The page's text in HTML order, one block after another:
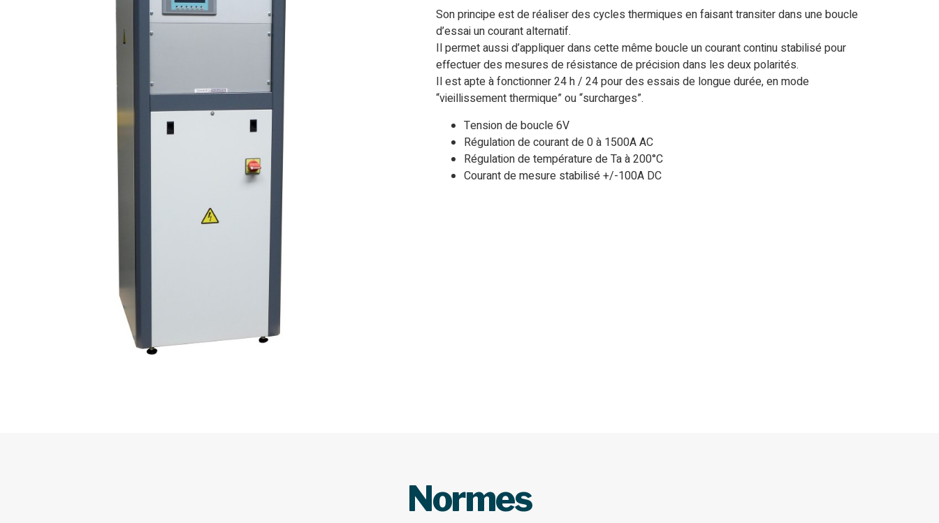
Son principe est de réaliser des cycles thermiques en faisant transiter dans une boucle
d’essai un courant alternatif.
Il permet aussi d’appliquer dans cette même boucle un courant continu stabilisé pour
effectuer des mesures de résistance de précision dans les deux polarités.
Il est apte à fonctionner 24 h / 24 pour des essais de longue durée, en mode
“vieillissement thermique” ou “surcharges”.
Tension de boucle 6V
Régulation de courant de 0 à 1500A AC
Régulation de température de Ta à 200°C
Courant de mesure stabilisé +/-100A DC
Normes